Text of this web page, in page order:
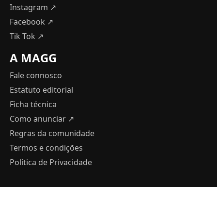
Instagram ↗
Facebook ↗
Tik Tok ↗
A MAGG
Fale connosco
Estatuto editorial
Ficha técnica
Como anunciar ↗
Regras da comunidade
Termos e condições
Política de Privacidade